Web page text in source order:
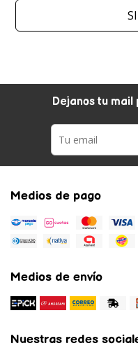
Dejanos tu
Medios de pago
Medios de envío
Nuestras redes